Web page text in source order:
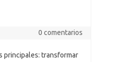
0 comentarios
principales: transformar